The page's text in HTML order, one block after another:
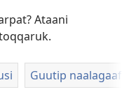
Ataani
Guutip